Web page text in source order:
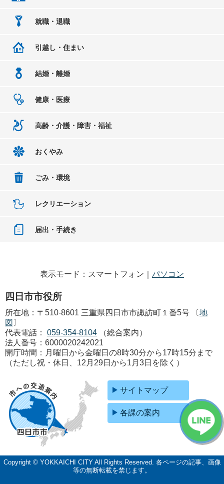
就職・退職
引越し・住まい
結婚・離婚
健康・医療
高齢・介護・障害・福祉
おくやみ
ごみ・環境
レクリエーション
届出・手続き
表示モード：スマートフォン｜ パソコン
四日市市役所
所在地：〒510-8601 三重県四日市市諏訪町１番5号 〔地
図 〕
代表電話：
059-354-8104
（総合案内）
法人番号：6000020242021
開庁時間：月曜日から金曜日の8時30分から17時15分まで
（ただし祝・休日、12月29日から1月3日を除く）
サイトマップ
各課の案内
Copyright © YOKKAICHI CITY All Rights Reserved. 各ページの記事、画像
等の無断転載を禁じます。